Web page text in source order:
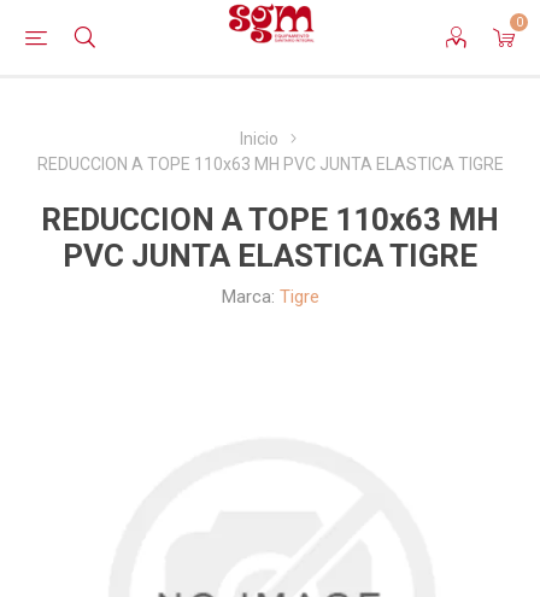
0
Inicio
REDUCCION A TOPE 110x63 MH PVC JUNTA ELASTICA TIGRE
REDUCCION A TOPE 110x63 MH
PVC JUNTA ELASTICA TIGRE
Marca: Tigre